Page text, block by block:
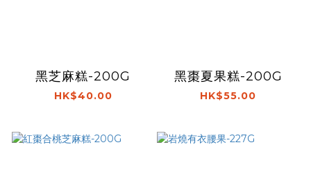
黑芝麻糕-200G
HK$40.00
黑棗夏果糕-200G
HK$55.00